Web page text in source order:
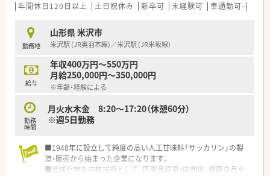
年間休日120日以上 土日祝休み 新卒可 未経験可 車通勤可
勤務地
山形県 米沢市
米沢駅 (JR奥羽本線)／米沢駅 (JR米坂線)
給与
年収400万円～550万円
月給250,000円～350,000円
※年齢・経験による
勤務
時間
月火水木金 8:20～17:20（休憩60分）
※週5日勤務
■1948年に設立して純度の高い人工甘味料「サッカリン」の製
造・販売から始まった企業になります。
■合成化学を中核技術として、医薬品原薬・中間体、健康食品や